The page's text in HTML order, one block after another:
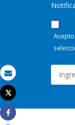
Correo electrónico
Imprimir
Tweet
Share